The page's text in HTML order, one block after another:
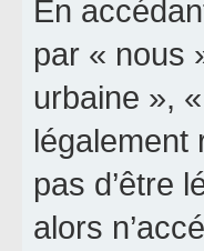
En
par « nous
urbaine »,
légalement
pas d’être
alors